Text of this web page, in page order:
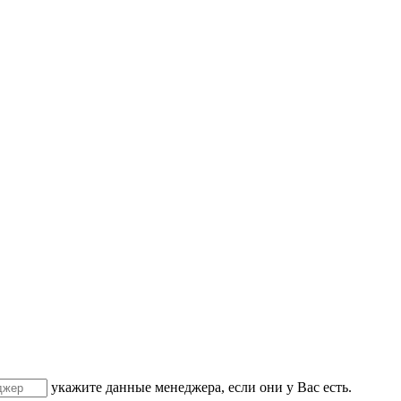
укажите данные менеджера, если они у Вас есть.